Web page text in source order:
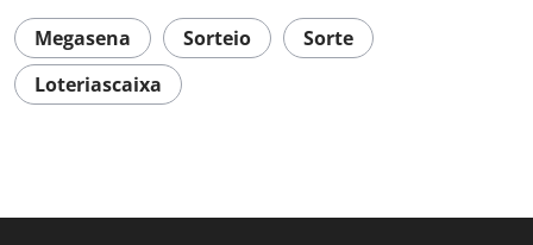
Megasena Sorteio
Sorte
Loteriascaixa